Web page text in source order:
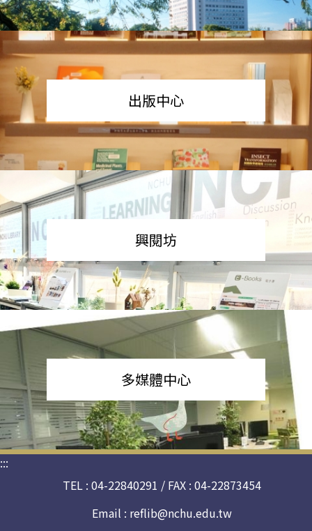
出版中心
興閱坊
多媒體中心
:::
TEL : 04-22840291 / FAX : 04-22873454
Email : reflib@nchu.edu.tw